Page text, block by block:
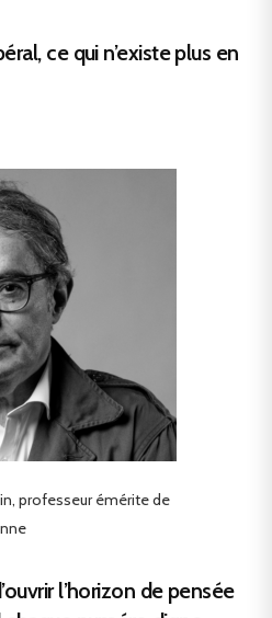
ce qui n’existe plus en
professeur émérite de
l’horizon de pensée